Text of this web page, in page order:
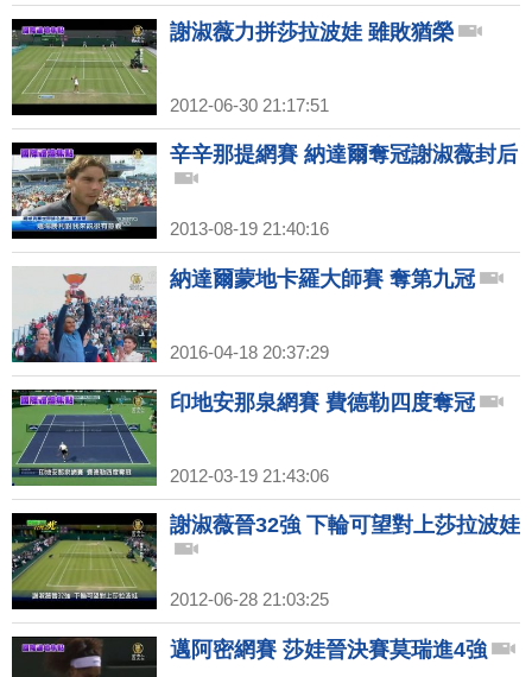
謝淑薇力拼莎拉波娃 雖敗猶榮
2012-06-30 21:17:51
辛辛那提網賽 納達爾奪冠謝淑薇封后
2013-08-19 21:40:16
納達爾蒙地卡羅大師賽 奪第九冠
2016-04-18 20:37:29
印地安那泉網賽 費德勒四度奪冠
2012-03-19 21:43:06
謝淑薇晉32強 下輪可望對上莎拉波娃
2012-06-28 21:03:25
邁阿密網賽 莎娃晉決賽莫瑞進4強